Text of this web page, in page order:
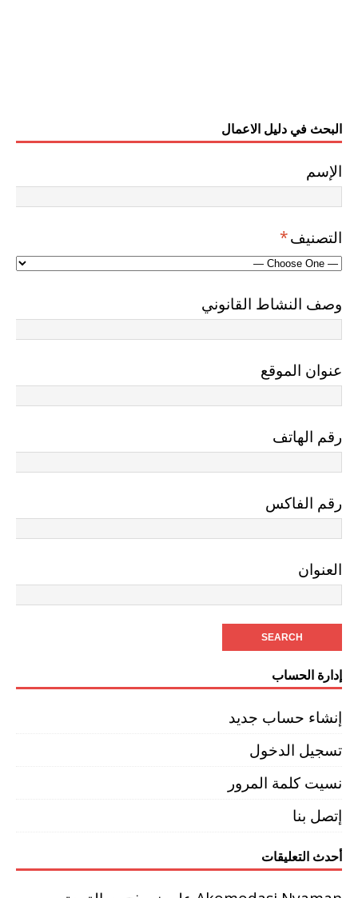
البحث في دليل الاعمال
الإسم
التصنيف*
وصف النشاط القانوني
عنوان الموقع
رقم الهاتف
رقم الفاكس
العنوان
إدارة الحساب
إنشاء حساب جديد
تسجيل الدخول
نسيت كلمة المرور
إتصل بنا
أحدث التعليقات